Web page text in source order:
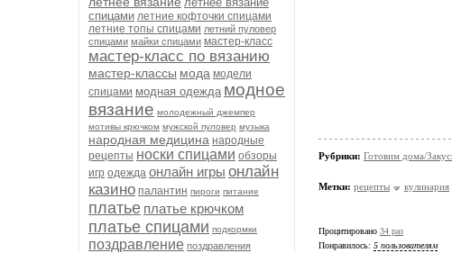
спицами летние кофточки спицами
летние топы спицами летний пуловер
спицами майки спицами мастер-класс
мастер-класс по вязанию
мастер-классы мода модели
спицами модная одежда модное
вязание молодежный джемпер
мотивы крючком мужской пуловер музыка
народная медицина народные
рецепты носки спицами обзоры
игр одежда онлайн игры онлайн
казино палантин пироги питание
платье платье крючком
платье спицами подкормки
поздравление поздравления
Рубрики: Готовим дома/
Метки: рецепты кулинария
Процитировано 34 раз
Понравилось: 5 пользователям